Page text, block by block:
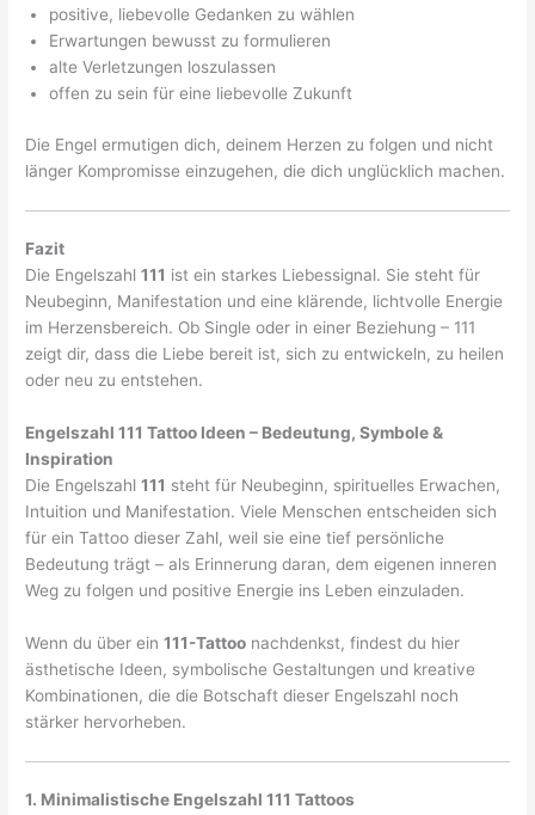
positive, liebevolle Gedanken zu wählen
Erwartungen bewusst zu formulieren
alte Verletzungen loszulassen
offen zu sein für eine liebevolle Zukunft
Die Engel ermutigen dich, deinem Herzen zu folgen und nicht
länger Kompromisse einzugehen, die dich unglücklich machen.
Fazit
Die Engelszahl111 ist ein starkes Liebessignal. Sie steht für
Neubeginn, Manifestation und eine klärende, lichtvolle Energie
im Herzensbereich. Ob Single oder in einer Beziehung – 111
zeigt dir, dass die Liebe bereit ist, sich zu entwickeln, zu heilen
oder neu zu entstehen.
Engelszahl 111 Tattoo Ideen – Bedeutung, Symbole &
Inspiration
Die Engelszahl111 steht für Neubeginn, spirituelles Erwachen,
Intuition und Manifestation. Viele Menschen entscheiden sich
für ein Tattoo dieser Zahl, weil sie eine tief persönliche
Bedeutung trägt – als Erinnerung daran, dem eigenen inneren
Weg zu folgen und positive Energie ins Leben einzuladen.
Wenn du über ein111-Tattoo nachdenkst, findest du hier
ästhetische Ideen, symbolische Gestaltungen und kreative
Kombinationen, die die Botschaft dieser Engelszahl noch
stärker hervorheben.
1. Minimalistische Engelszahl 111 Tattoos